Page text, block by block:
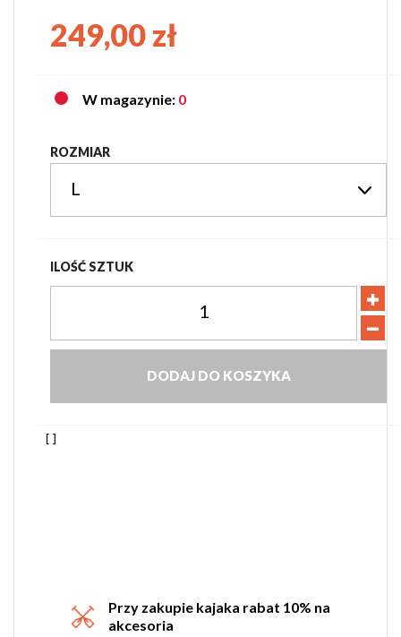
249,00 zł
W magazynie: 0
ROZMIAR
ILOŚĆ SZTUK
DODAJ DO KOSZYKA
Przy zakupie kajaka rabat 10% na
akcesoria